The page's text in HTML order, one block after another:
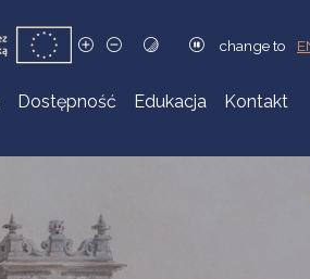
change to
Dostępność Edukacja Kontakt